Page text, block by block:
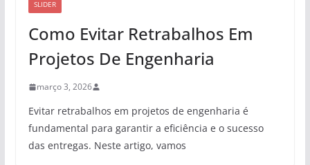
SLIDER
Como Evitar Retrabalhos Em
Projetos De Engenharia
março 3, 2026
Evitar retrabalhos em projetos de engenharia é
fundamental para garantir a eficiência e o sucesso
das entregas. Neste artigo, vamos